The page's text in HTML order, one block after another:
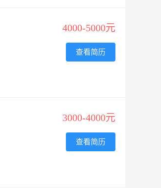
4000-5000元
查看简历
3000-4000元
查看简历